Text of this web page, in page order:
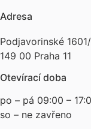
Adresa
Podjavorinské
149 00 Praha 11
Otevírací doba
po – pá 09:00 –
so – ne zavřeno